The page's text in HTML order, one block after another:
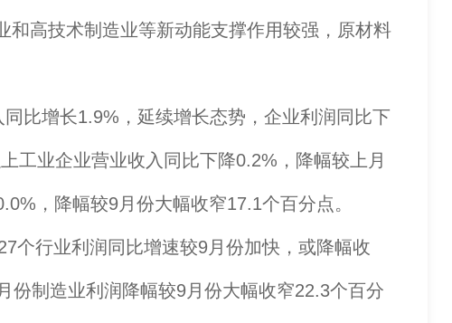
高技术制造业等新动能支撑作用较强，原材料
增长1.9%，延续增长态势，企业利润同比下
工业企业营业收入同比下降0.2%，降幅较上月
，降幅较9月份大幅收窄17.1个百分点。
行业利润同比增速较9月份加快，或降幅收
份制造业利润降幅较9月份大幅收窄22.3个百分